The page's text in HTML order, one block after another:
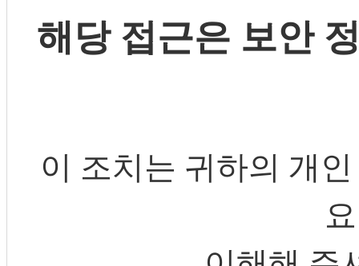
해당 접근은 보안
이 조치는 귀하의 개